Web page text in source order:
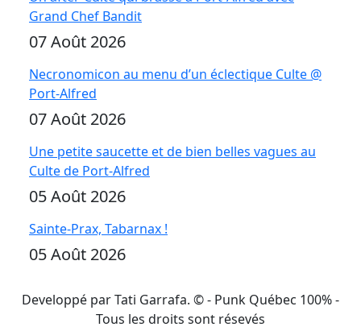
Grand Chef Bandit
07 Août 2026
Necronomicon au menu d’un éclectique Culte @
Port-Alfred
07 Août 2026
Une petite saucette et de bien belles vagues au
Culte de Port-Alfred
05 Août 2026
Sainte-Prax, Tabarnax !
05 Août 2026
Developpé par Tati Garrafa. ©- Punk Québec 100% -
Tous les droits sont résevés